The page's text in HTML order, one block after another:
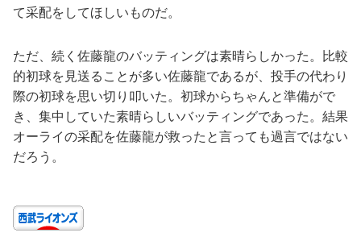
て采配をしてほしいものだ。
ただ、続く佐藤龍のバッティングは素晴らしかった。比較
的初球を見送ることが多い佐藤龍であるが、投手の代わり
際の初球を思い切り叩いた。初球からちゃんと準備がで
き、集中していた素晴らしいバッティングであった。結果
オーライの采配を佐藤龍が救ったと言っても過言ではない
だろう。